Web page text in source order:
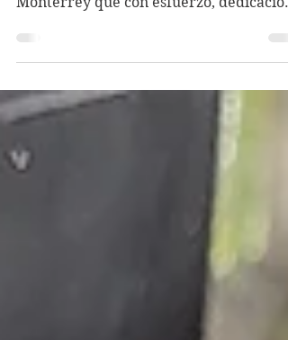
Electratón Tec Racing del Tecnológico
Monterrey que con esfuerzo, dedicación